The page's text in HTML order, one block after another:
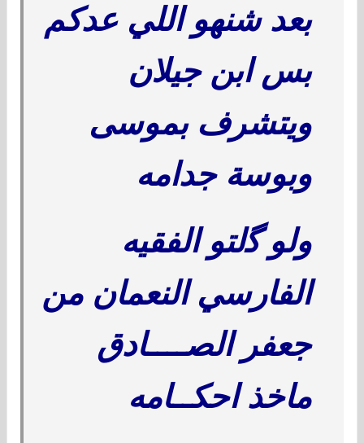
بعد شنهو اللي عدكم
بس ابن جيلان
ويتشرف بموسى
وبوسة جدامه
ولوﮔلتو الفقيه
الفارسي النعمان من
جعفر الصــــادق
ماخذ احكــامه